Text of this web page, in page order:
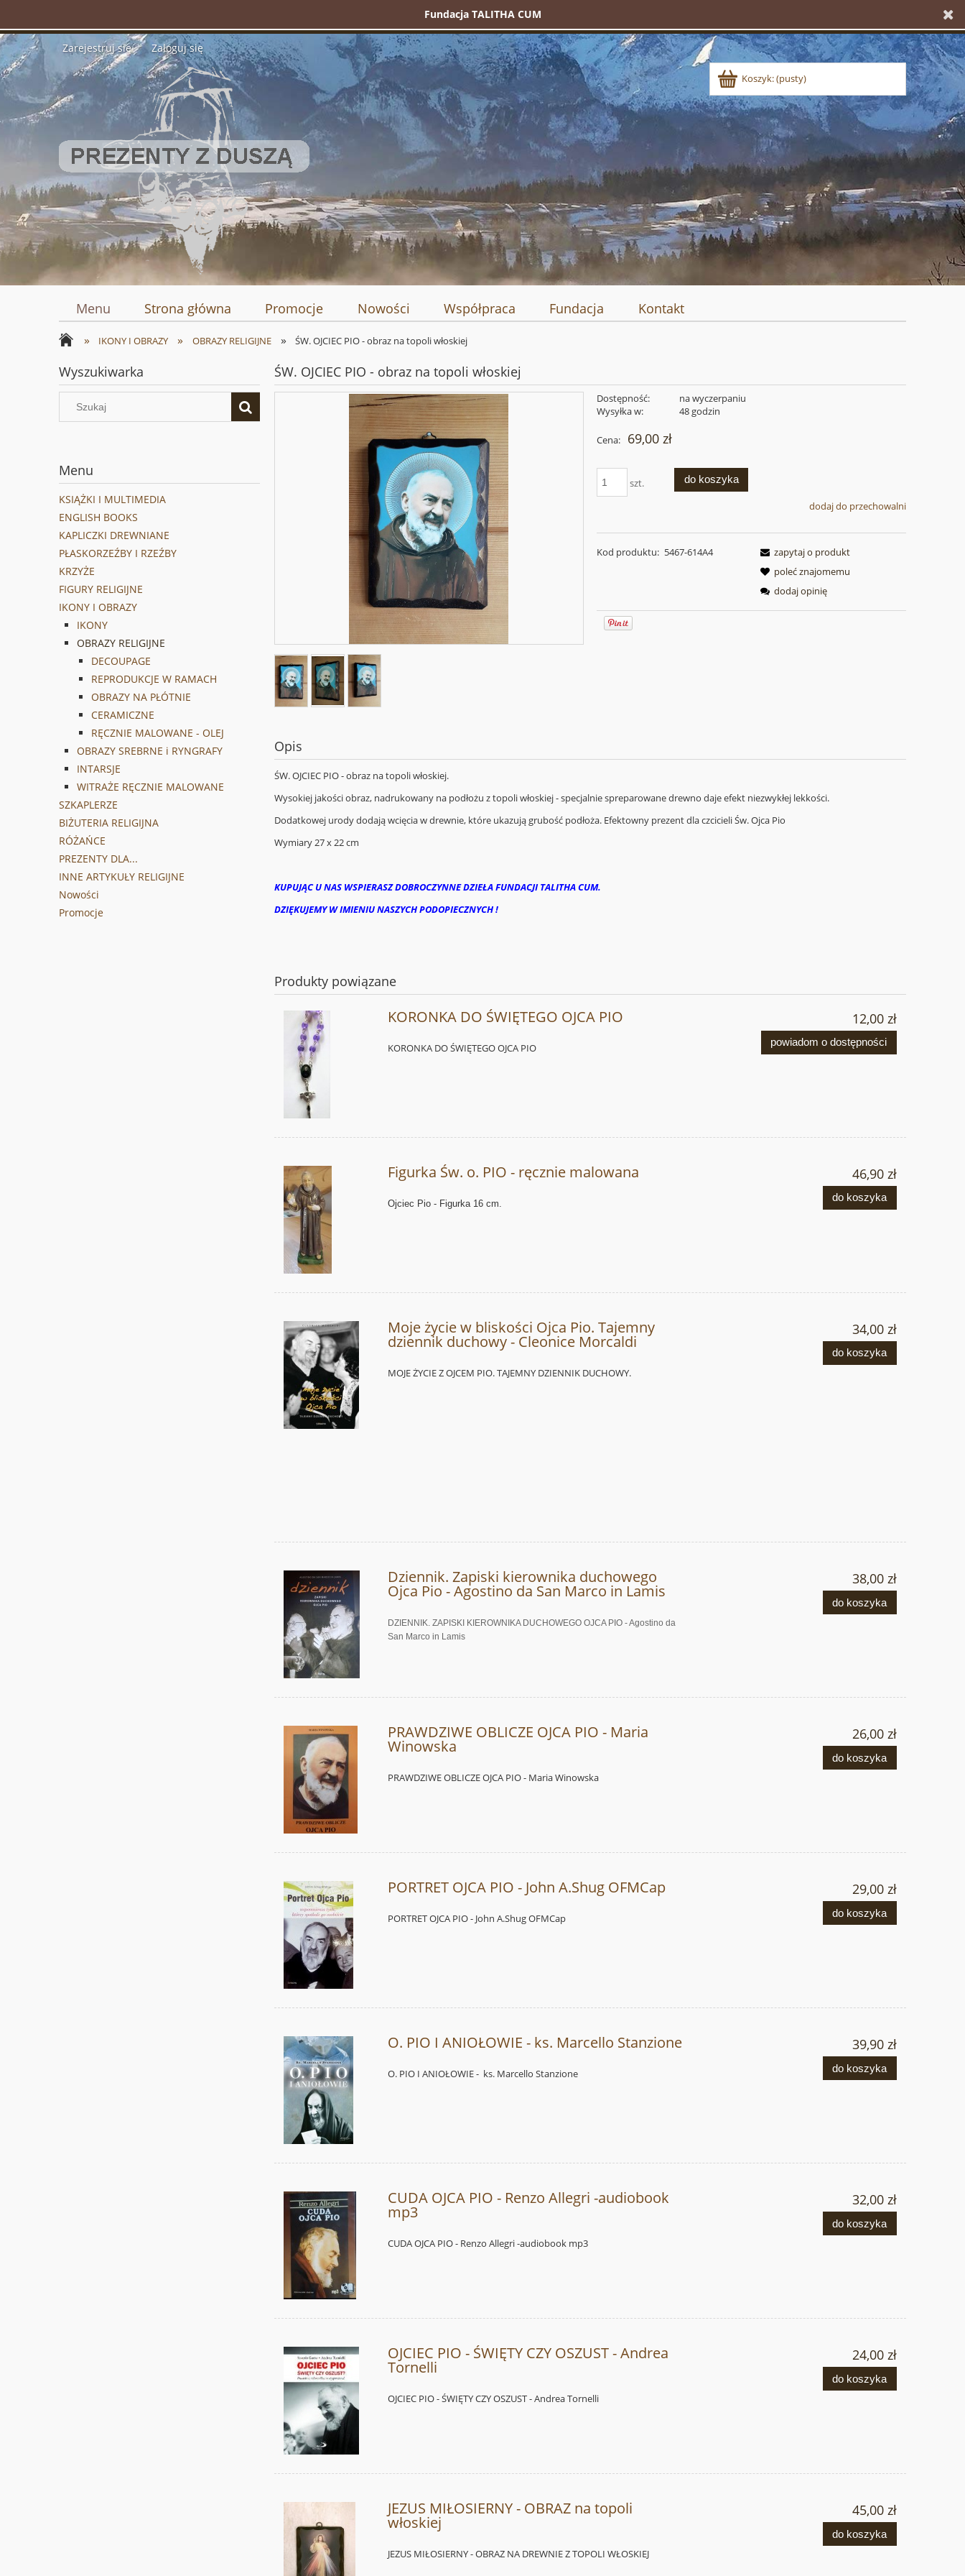
Fundacja TALITHA CUM
Zarejestruj się Zaloguj się
Koszyk:(pusty)
Menu Strona główna Promocje Nowości Współpraca Fundacja Kontakt
» IKONY I OBRAZY » OBRAZY RELIGIJNE » ŚW. OJCIEC PIO - obraz na topoli włoskiej
Wyszukiwarka
Menu
KSIĄŻKI I MULTIMEDIA
ENGLISH BOOKS
KAPLICZKI DREWNIANE
PŁASKORZEŹBY I RZEŹBY
KRZYŻE
FIGURY RELIGIJNE
IKONY I OBRAZY
IKONY
OBRAZY RELIGIJNE
DECOUPAGE
REPRODUKCJE W RAMACH
OBRAZY NA PŁÓTNIE
CERAMICZNE
RĘCZNIE MALOWANE - OLEJ
OBRAZY SREBRNE i RYNGRAFY
INTARSJE
WITRAŻE RĘCZNIE MALOWANE
SZKAPLERZE
BIŻUTERIA RELIGIJNA
RÓŻAŃCE
PREZENTY DLA...
INNE ARTYKUŁY RELIGIJNE
Nowości
Promocje
ŚW. OJCIEC PIO - obraz na topoli włoskiej
Dostępność:
na wyczerpaniu
Wysyłka w:
48 godzin
Cena: 69,00 zł
szt. do koszyka
dodaj do przechowalni
Kod produktu: 5467-614A4
zapytaj o produkt
poleć znajomemu
dodaj opinię
Opis
ŚW. OJCIEC PIO - obraz na topoli włoskiej.
Wysokiej jakości obraz, nadrukowany na podłożu z topoli włoskiej - specjalnie spreparowane drewno daje efekt niezwykłej lekkości.
Dodatkowej urody dodają wcięcia w drewnie, które ukazują grubość podłoża. Efektowny prezent dla czcicieli Św. Ojca Pio
Wymiary 27 x 22 cm
KUPUJĄC U NAS WSPIERASZ DOBROCZYNNE DZIEŁA FUNDACJI TALITHA CUM.
DZIĘKUJEMY W IMIENIU NASZYCH PODOPIECZNYCH !
Produkty powiązane
KORONKA DO ŚWIĘTEGO OJCA PIO
KORONKA DO ŚWIĘTEGO OJCA PIO
12,00 zł
powiadom o dostępności
Figurka Św. o. PIO - ręcznie malowana
Ojciec Pio - Figurka 16 cm.
46,90 zł
do koszyka
Moje życie w bliskości Ojca Pio. Tajemny
dziennik duchowy - Cleonice Morcaldi
MOJE ŻYCIE Z OJCEM PIO. TAJEMNY DZIENNIK DUCHOWY.
34,00 zł
do koszyka
Dziennik. Zapiski kierownika duchowego
Ojca Pio - Agostino da San Marco in Lamis
DZIENNIK. ZAPISKI KIEROWNIKA DUCHOWEGO OJCA PIO - Agostino da
San Marco in Lamis
38,00 zł
do koszyka
PRAWDZIWE OBLICZE OJCA PIO - Maria
Winowska
PRAWDZIWE OBLICZE OJCA PIO - Maria Winowska
26,00 zł
do koszyka
PORTRET OJCA PIO - John A.Shug OFMCap
PORTRET OJCA PIO - John A.Shug OFMCap
29,00 zł
do koszyka
O. PIO I ANIOŁOWIE - ks. Marcello Stanzione
O. PIO I ANIOŁOWIE - ks. Marcello Stanzione
39,90 zł
do koszyka
CUDA OJCA PIO - Renzo Allegri -audiobook
mp3
CUDA OJCA PIO - Renzo Allegri -audiobook mp3
32,00 zł
do koszyka
OJCIEC PIO - ŚWIĘTY CZY OSZUST - Andrea
Tornelli
OJCIEC PIO - ŚWIĘTY CZY OSZUST - Andrea Tornelli
24,00 zł
do koszyka
JEZUS MIŁOSIERNY - OBRAZ na topoli
włoskiej
JEZUS MIŁOSIERNY - OBRAZ NA DREWNIE Z TOPOLI WŁOSKIEJ
45,00 zł
do koszyka